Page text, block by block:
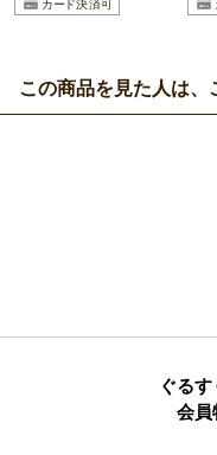
この商品を見た人は
ぐる
会員